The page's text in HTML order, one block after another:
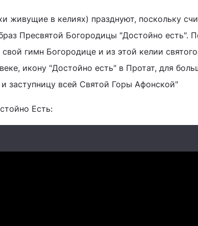
живущие в келиях) празднуют, поскольку
Пресвятой Богородицы "Достойно есть".
гимн Богородице и из этой келии
икону "Достойно есть" в Протат, для
заступницу всей Святой Горы Афонской"
Есть: